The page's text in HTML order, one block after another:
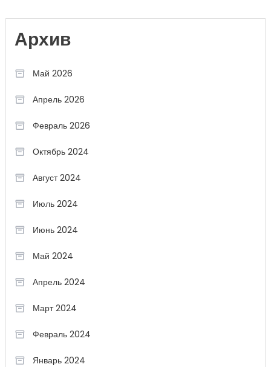
Архив
Май 2026
Апрель 2026
Февраль 2026
Октябрь 2024
Август 2024
Июль 2024
Июнь 2024
Май 2024
Апрель 2024
Март 2024
Февраль 2024
Январь 2024